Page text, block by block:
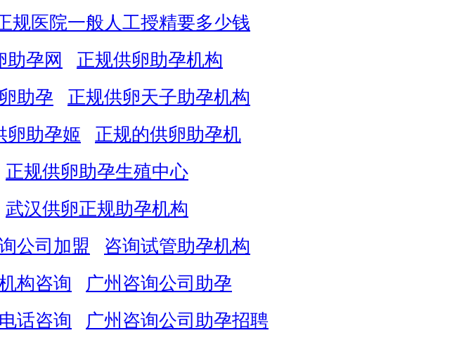
规医院一般人工授精要多少钱
助孕网
正规供卵助孕机构
助孕
正规供卵天子助孕机构
卵助孕姬
正规的供卵助孕机
正规供卵助孕生殖中心
武汉供卵正规助孕机构
公司加盟
咨询试管助孕机构
构咨询
广州咨询公司助孕
话咨询
广州咨询公司助孕招聘